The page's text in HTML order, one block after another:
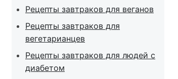
Рецепты завтраков для веганов
Рецепты завтраков для
вегетарианцев
Рецепты завтраков для людей с
диабетом